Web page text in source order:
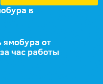
в
ямобура от
час работы